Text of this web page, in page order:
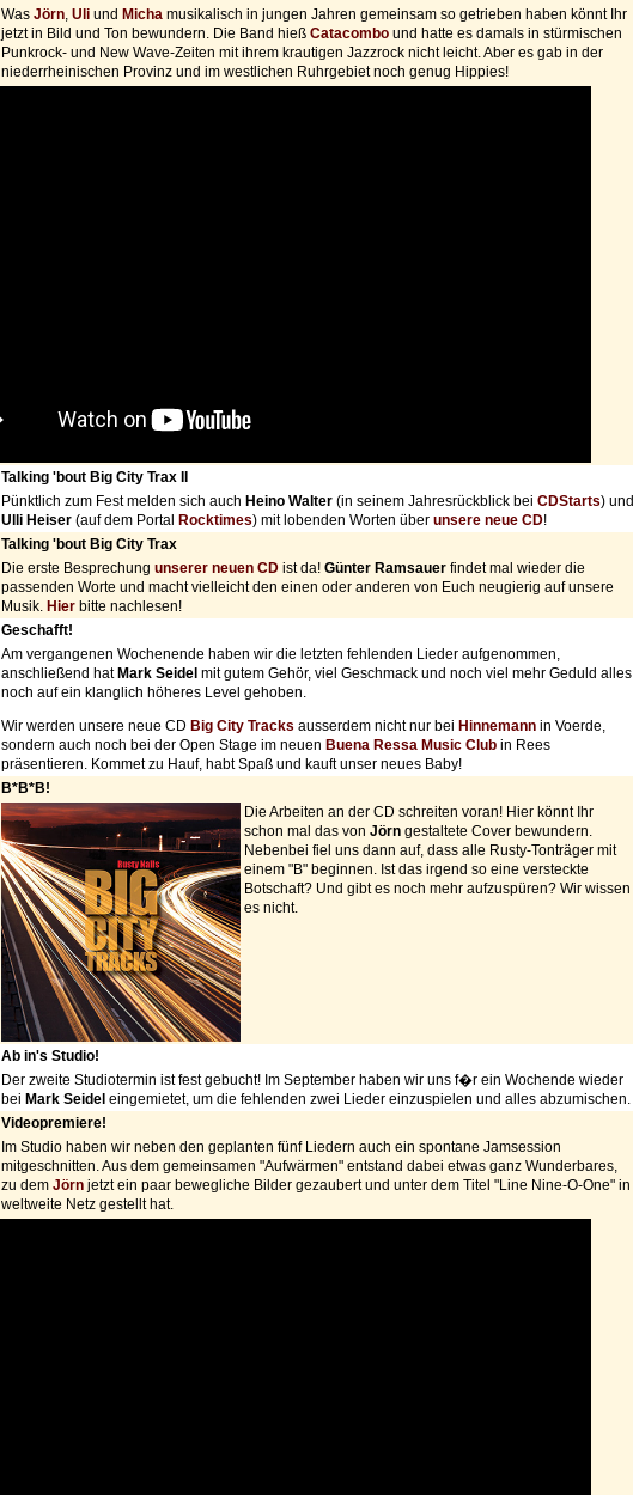
Was Jörn, Uli und Micha musikalisch in jungen Jahren gemeinsam so getrieben haben könnt Ihr
jetzt in Bild und Ton bewundern. Die Band hieß Catacombo und hatte es damals in stürmischen
Punkrock- und New Wave-Zeiten mit ihrem krautigen Jazzrock nicht leicht. Aber es gab in der
niederrheinischen Provinz und im westlichen Ruhrgebiet noch genug Hippies!
Talking 'bout Big City Trax II
Pünktlich zum Fest melden sich auch Heino Walter (in seinem Jahresrückblick bei CDStarts) und
Ulli Heiser (auf dem Portal Rocktimes) mit lobenden Worten über unsere neue CD!
Talking 'bout Big City Trax
Die erste Besprechung unserer neuen CD ist da! Günter Ramsauer findet mal wieder die
passenden Worte und macht vielleicht den einen oder anderen von Euch neugierig auf unsere
Musik. Hier bitte nachlesen!
Geschafft!
Am vergangenen Wochenende haben wir die letzten fehlenden Lieder aufgenommen,
anschließend hat Mark Seidel mit gutem Gehör, viel Geschmack und noch viel mehr Geduld alles
noch auf ein klanglich höheres Level gehoben.
Wir werden unsere neue CD Big City Tracks ausserdem nicht nur bei Hinnemann in Voerde,
sondern auch noch bei der Open Stage im neuen Buena Ressa Music Club in Rees
präsentieren. Kommet zu Hauf, habt Spaß und kauft unser neues Baby!
B*B*B!
Die Arbeiten an der CD schreiten voran! Hier könnt Ihr
schon mal das von Jörn gestaltete Cover bewundern.
Nebenbei fiel uns dann auf, dass alle Rusty-Tonträger mit
einem "B" beginnen. Ist das irgend so eine versteckte
Botschaft? Und gibt es noch mehr aufzuspüren? Wir wissen
es nicht.
Ab in's Studio!
Der zweite Studiotermin ist fest gebucht! Im September haben wir uns f�r ein Wochende wieder
bei Mark Seidel eingemietet, um die fehlenden zwei Lieder einzuspielen und alles abzumischen.
Videopremiere!
Im Studio haben wir neben den geplanten fünf Liedern auch ein spontane Jamsession
mitgeschnitten. Aus dem gemeinsamen "Aufwärmen" entstand dabei etwas ganz Wunderbares,
zu dem Jörn jetzt ein paar bewegliche Bilder gezaubert und unter dem Titel "Line Nine-O-One" in
weltweite Netz gestellt hat.